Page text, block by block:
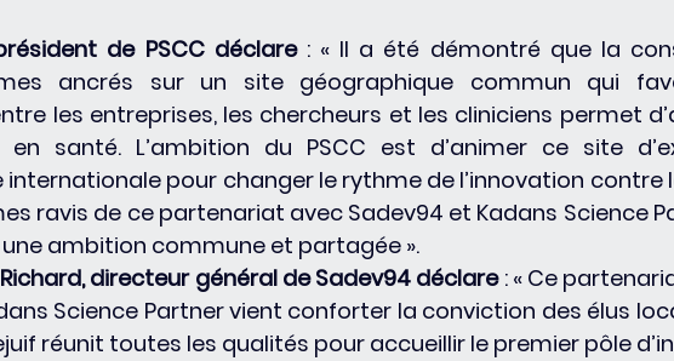
de PSCC déclare : « Il a été démontré que la
ancrés sur un site géographique commun qui
les entreprises, les chercheurs et les cliniciens permet
en santé. L’ambition du PSCC est d’animer ce site
internationale pour changer le rythme de l’innovation contre
ravis de ce partenariat avec Sadev94 et Kadans Science
ambition commune et partagée ».
directeur général de Sadev94 déclare : « Ce
Science Partner vient conforter la conviction des élus
réunit toutes les qualités pour accueillir le premier pôle